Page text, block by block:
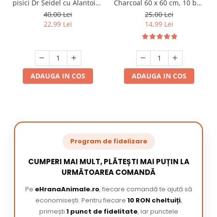
pisici Dr Seidel cu Alantoina
220 ml
40,00 Lei
22,99 Lei
ADAUGA IN COS
Charcoal 60 x 60 cm, 10 buc
/ pachet
25,00 Lei
14,99 Lei
ADAUGA IN COS
Program de fidelizare
CUMPERI MAI MULT, PLĂTEȘTI MAI PUȚIN LA
URMĂTOAREA COMANDĂ
Pe eHranaAnimale.ro, fiecare comandă te ajută să
economisești. Pentru fiecare 10 RON cheltuiți,
primești 1 punct de fidelitate, iar punctele